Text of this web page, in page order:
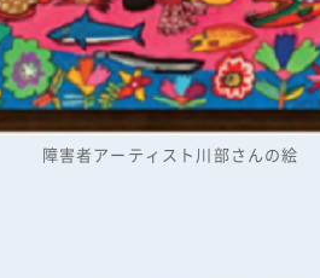
障害者アーティスト川部さんの絵